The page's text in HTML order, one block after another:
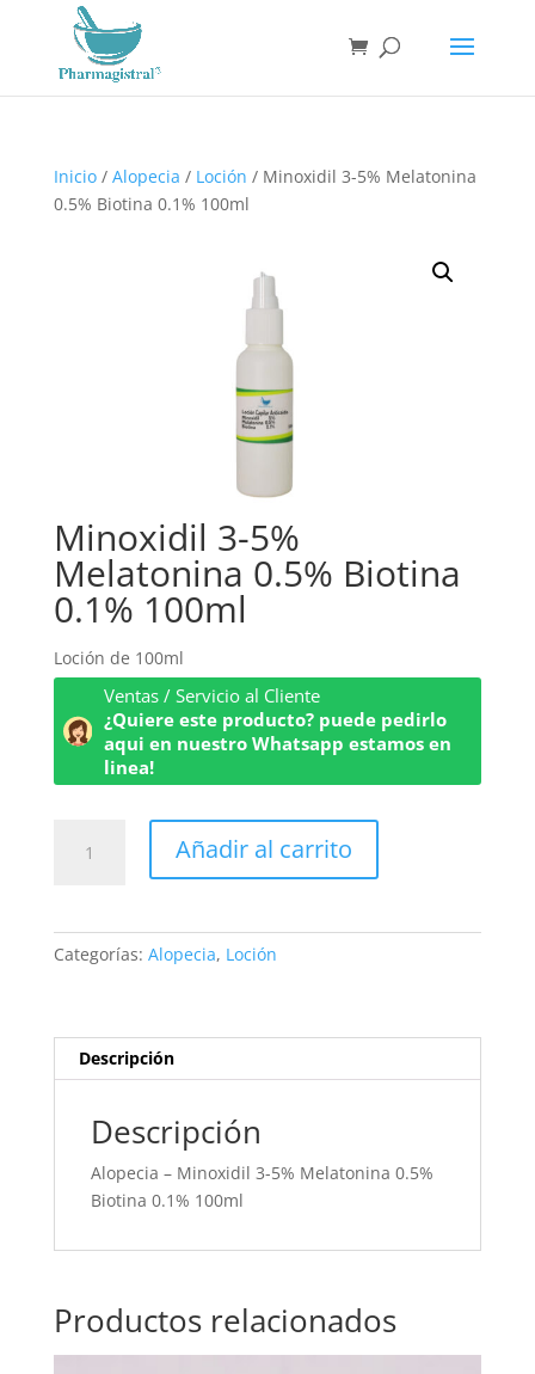
Búsqueda
productos
Inicio/ Alopecia / Loción / Minoxidil 3-5% Melatonina
0.5% Biotina 0.1% 100ml
Minoxidil 3-5%
Melatonina 0.5% Biotina
0.1% 100ml
Loción de 100ml
Ventas / Servicio al Cliente
¿Quiere este producto? puede pedirlo
aqui en nuestro Whatsapp estamos en
linea!
Biotina
cantidad
Añadir al carrito
Categorías: Alopecia, Loción
Descripción
Descripción
Alopecia – Minoxidil 3-5% Melatonina 0.5%
Biotina 0.1% 100ml
Productos relacionados